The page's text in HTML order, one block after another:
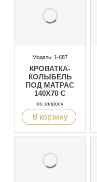
Модель: 1-687
КРОВАТКА-
КОЛЫБЕЛЬ
ПОД МАТРАС
140X70 С
ЗАЩИТНЫМИ
БОРТИКАМИ
по запросу
В корзину